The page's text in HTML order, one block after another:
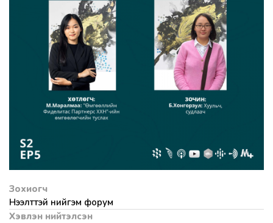
Зохиогч
Нээлттэй нийгэм форум
Хэвлэн нийтэлсэн